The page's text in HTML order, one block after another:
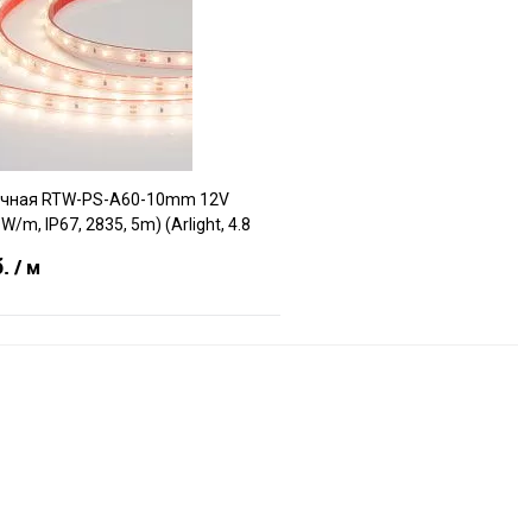
В наличии
RTW-PS-A60-10mm 12V
m, IP67, 2835, 5m) (Arlight, 4.8
/ м